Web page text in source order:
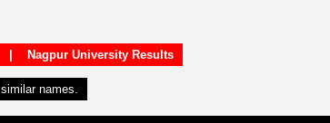
Nagpur University Results
names.